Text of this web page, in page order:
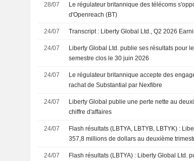
28/07
Le régulateur britannique des télécoms
d'Openreach (BT)
24/07 Transcript : Liberty Global Ltd., Q2 2026
24/07
Liberty Global Ltd. publie ses résultats pour
semestre clos le 30 juin 2026
24/07
Le régulateur britannique accepte des
rachat de Substantial par Nexfibre
24/07
Liberty Global publie une perte nette au
chiffre d'affaires
24/07
Flash résultats (LBTYA, LBTYB, LBTYK) :
357,8 millions de dollars au deuxième
24/07
Flash résultats (LBTYA) : Liberty Global Ltd.